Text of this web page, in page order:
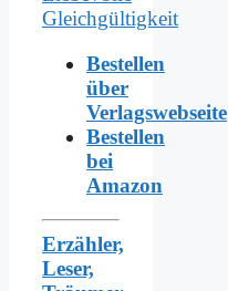
Bestellen
über
Verlagswebseite
Bestellen
bei
Amazon
Erzähler,
Leser,